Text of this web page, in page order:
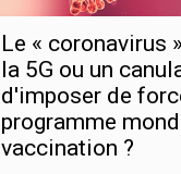
Le « coronavirus
la 5G ou un
d'imposer de
programme
vaccination ?